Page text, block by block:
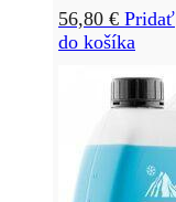
56,80 € Pridať
do košíka